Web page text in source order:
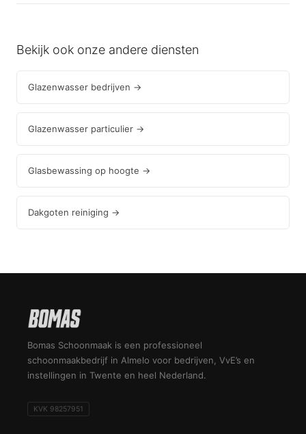
Bekijk ook onze andere diensten
Glazenwasser bedrijven →
Glazenwasser particulier →
Glasbewassing op hoogte →
Dakgoten reiniging →
Bomas Schoonmaak is een professioneel
schoonmaakbedrijf in Almelo voor bedrijven, VvE’s en
instellingen in Twente en heel Nederland.
KVK 98257951